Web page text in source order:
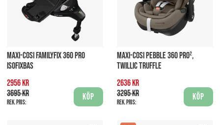
MAXI-COSI FAMILYFIX 360 PRO
ISOFIXBAS
2956 kr
3695 kr
Rek. pris:
Köp
MAXI-COSI PEBBLE 360 PRO²,
TWILLIC TRUFFLE
2636 kr
3295 kr
Rek. pris:
Köp